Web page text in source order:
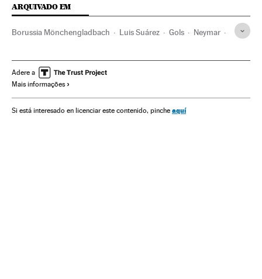
ARQUIVADO EM
Borussia Mönchengladbach Luis Suárez Gols Neymar
América Latina América
Champions League 2016/2017
Futebol Competições Esportes
Adere a
Mais informações
Si está interesado en licenciar este contenido, pinche aquí